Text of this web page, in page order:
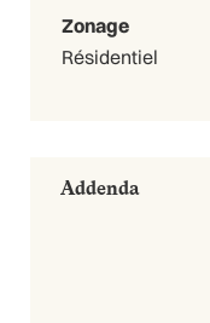
Zonage
Résidentiel
Addenda